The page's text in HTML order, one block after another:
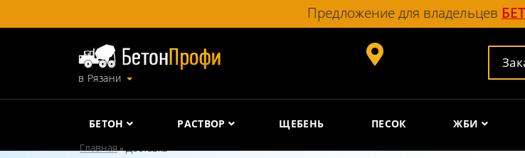
Предложение для владельцев
в Рязани
БЕТОН РАСТВОР ЩЕБЕНЬ ПЕСОК ЖБИ
Главная»Доставка